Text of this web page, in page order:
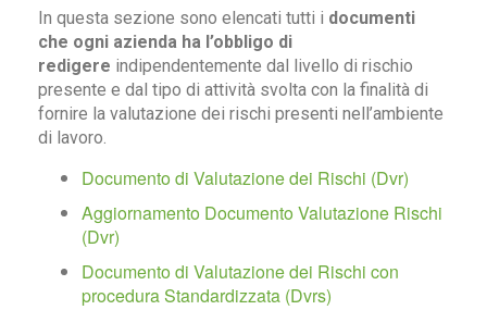
In questa sezione sono elencati tutti i documenti
che ogni azienda ha l’obbligo di
redigere indipendentemente dal livello di rischio
presente e dal tipo di attività svolta con la finalità di
fornire la valutazione dei rischi presenti nell’ambiente
di lavoro.
Documento di Valutazione dei Rischi (Dvr)
Aggiornamento Documento Valutazione Rischi
(Dvr)
Documento di Valutazione dei Rischi con
procedura Standardizzata (Dvrs)